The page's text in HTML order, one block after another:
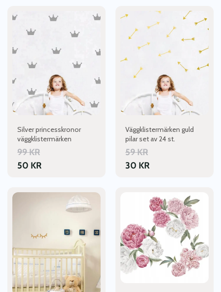
Silver princesskronor
väggklistermärken
99KR
50 KR
Väggklistermärken guld
pilar set av 24 st.
59KR
30 KR